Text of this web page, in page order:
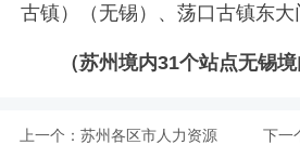
古镇）（无锡）、荡口古镇东大
（苏州境内31个站点无锡境
上一个： 苏州各区市人力资源 下一